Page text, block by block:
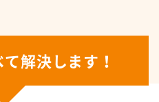
解決します！